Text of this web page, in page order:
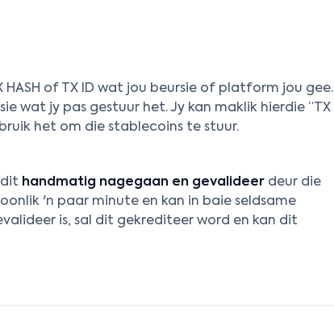
of TX ID wat jou beursie of platform jou gee.
wat jy pas gestuur het. Jy kan maklik hierdie “TX
het om die stablecoins te stuur.
dit handmatig nagegaan en gevalideer deur die
'n paar minute en kan in baie seldsame
is, sal dit gekrediteer word en kan dit